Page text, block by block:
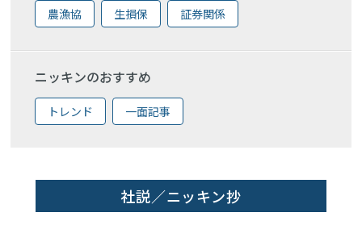
農漁協 生損保 証券関係
ニッキンのおすすめ
トレンド 一面記事
社説／ニッキン抄